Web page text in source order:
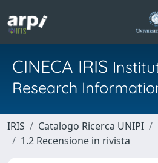
CINECA IRIS
Research
IRIS Catalogo Ricerca UNIPI
1.2 Recensione in rivista